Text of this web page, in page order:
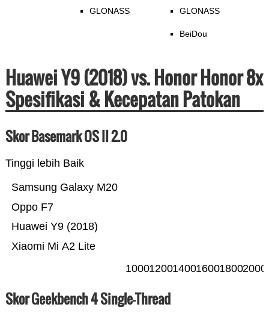
GLONASS GLONASS
BeiDou
Huawei Y9 (2018) vs. Honor Honor 8x
Spesifikasi & Kecepatan Patokan
Skor Basemark OS II 2.0
Tinggi lebih Baik
Xiaomi Mi A2 Lite
Huawei Y9 (2018)
Oppo F7
Samsung Galaxy M20
100012001400160018002000
Skor Geekbench 4 Single-Thread